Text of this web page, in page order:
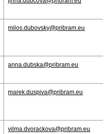
milos.dubovsky@pribram.eu
anna.dubska@pribram.eu
marek.duspiva@pribram.eu
vilma.dvorackova@pribram.eu